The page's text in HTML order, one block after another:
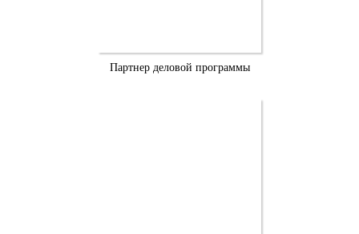
Партнер деловой программы